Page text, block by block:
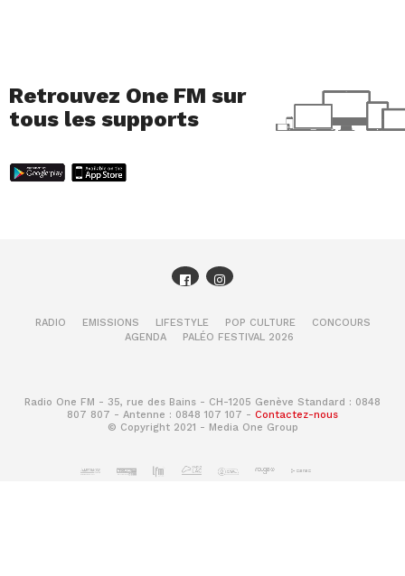
Retrouvez One FM sur
tous les supports
RADIO EMISSIONS LIFESTYLE POP CULTURE
CONCOURS
AGENDA
PALÉO FESTIVAL 2026
Radio One FM - 35, rue des Bains - CH-1205 Genève Standard : 0848
807 807 - Antenne : 0848 107 107 - Contactez-nous
© Copyright 2021 - Media One Group